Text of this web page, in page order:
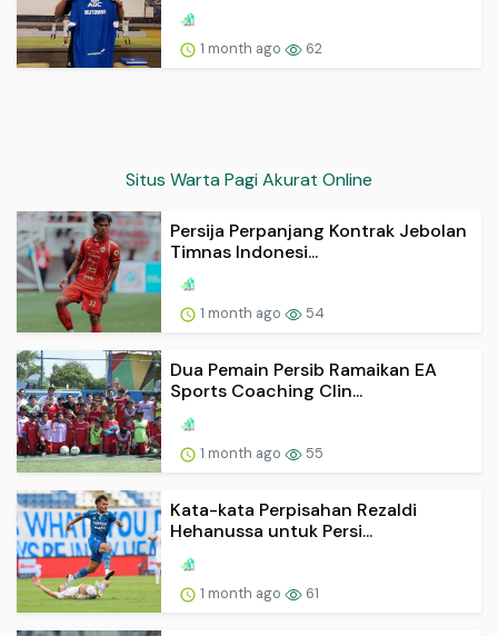
1 month ago 62
Situs Warta Pagi Akurat Online
Persija Perpanjang Kontrak Jebolan
Timnas Indonesi...
1 month ago 54
Dua Pemain Persib Ramaikan EA
Sports Coaching Clin...
1 month ago 55
Kata-kata Perpisahan Rezaldi
Hehanussa untuk Persi...
1 month ago 61